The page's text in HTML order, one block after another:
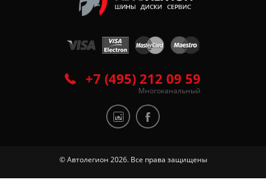
+7 (495) 212 09 59
Многоканальный
© Автолегион 2026. Все права защищены